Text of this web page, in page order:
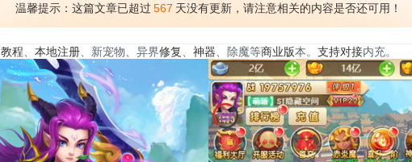
温馨提示：这篇文章已超过 567 天没有更新，请注意相关的内容是否还可用！
教程、 本地注册、新宠物、异界修复、 神器、除魔等商业版本。 支持对接内充。